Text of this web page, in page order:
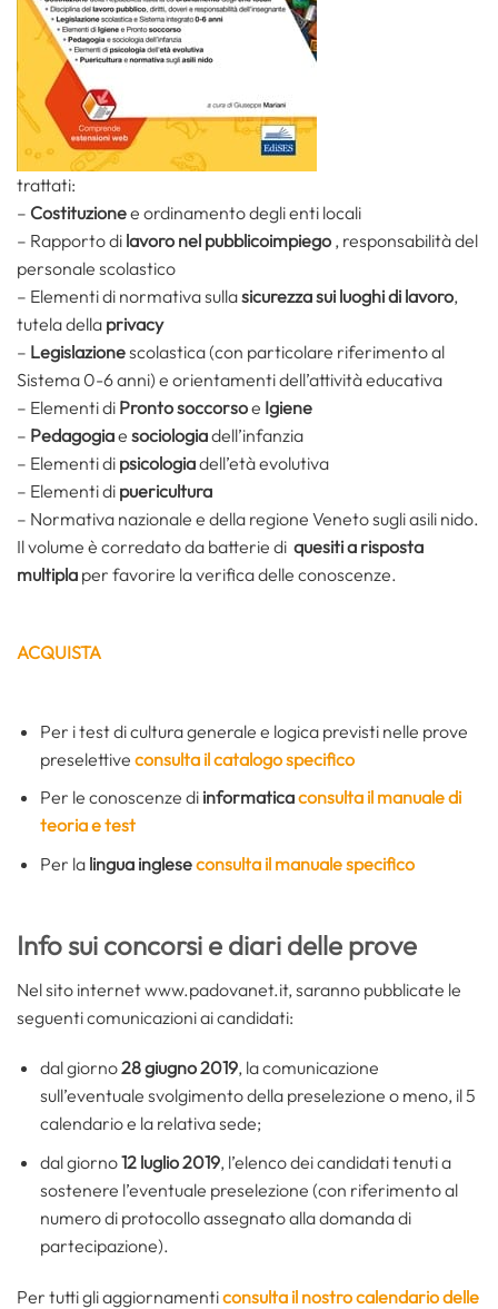
trattati:
– Costituzionee ordinamento degli enti locali
– Rapporto di lavoro nel pubblicoimpiego , responsabilità del
personale scolastico
– Elementi di normativa sullasicurezza sui luoghi di lavoro,
tutela della privacy
– Legislazionescolastica (con particolare riferimento al
Sistema 0-6 anni) e orientamenti dell’attività educativa
– Elementi di Pronto soccorsoe Igiene
– Pedagogiae sociologiadell’infanzia
– Elementi di psicologiadell’età evolutiva
– Elementi di puericultura
– Normativa nazionale e della regione Veneto sugli asili nido.
Il volume è corredato da batterie di quesiti a risposta
multipla per favorire la verifica delle conoscenze.
ACQUISTA
Per i test di cultura generale e logica previsti nelle prove
preselettive consulta il catalogo specifico
Per le conoscenze di informaticaconsulta il manuale di
teoria e test
Per la lingua ingleseconsulta il manuale specifico
Info sui concorsi e diari delle prove
Nel sito internet www.padovanet.it, saranno pubblicate le
seguenti comunicazioni ai candidati:
dal giorno28 giugno 2019, la comunicazione
sull’eventuale svolgimento della preselezione o meno, il 5
calendario e la relativa sede;
dal giorno12 luglio 2019, l’elenco dei candidati tenuti a
sostenere l’eventuale preselezione (con riferimento al
numero di protocollo assegnato alla domanda di
partecipazione).
Per tutti gli aggiornamenticonsulta il nostro calendario delle